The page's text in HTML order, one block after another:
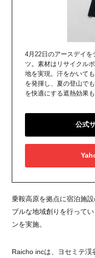
4月22日のアースデイ
ツ。素材はリサイクル
地を実現。汗をかいて
を発揮し、夏の登山で
を快適にする遮熱効果も
公式
乗鞍高原を拠点に宿泊施
ブルな地域創りを行って
ンを実施。
Raicho incは、ヨセミテ渓